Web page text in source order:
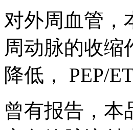
对外周血管，
周动脉的收缩
降低， PEP/
曾有报告，本